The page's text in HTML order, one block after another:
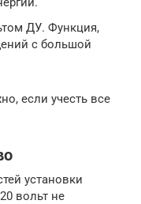
ДУ. Функция,
с большой
если учесть все
установки
вольт не